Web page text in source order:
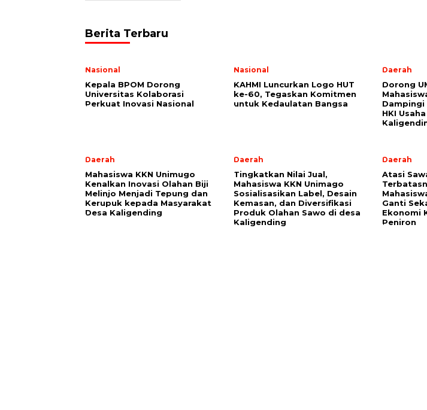
Berita Terbaru
Nasional
Kepala BPOM Dorong
Universitas Kolaborasi
Perkuat Inovasi Nasional
Nasional
KAHMI Luncurkan Logo HUT
ke-60, Tegaskan Komitmen
untuk Kedaulatan Bangsa
Daerah
Dorong
Dampingi
HKI
Daerah
Mahasiswa KKN Unimugo
Kenalkan Inovasi Olahan Biji
Melinjo Menjadi Tepung dan
Kerupuk kepada Masyarakat
Desa Kaligending
Daerah
Tingkatkan Nilai Jual,
Mahasiswa KKN Unimago
Sosialisasikan Label, Desain
Kemasan, dan Diversifikasi
Produk Olahan Sawo di desa
Kaligending
Daerah
Atasi
Ganti
Ekonomi
Peniron